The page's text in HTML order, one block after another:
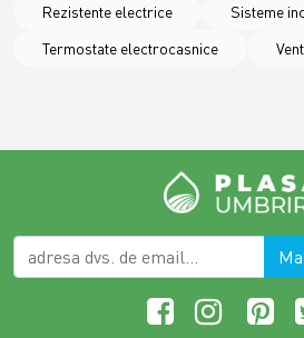
Rezistente electrice
Sisteme
Termostate electrocasnice